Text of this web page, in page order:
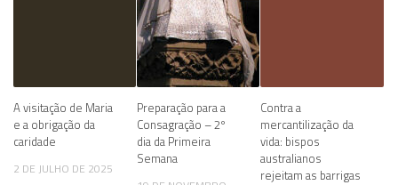
A visitação de Maria
e a obrigação da
caridade
2 DE JULHO DE 2025
Preparação para a
Consagração – 2º
dia da Primeira
Semana
Contra a
mercantilização da
vida: bispos
australianos
rejeitam as barrigas